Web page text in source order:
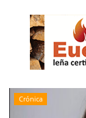
Crónica